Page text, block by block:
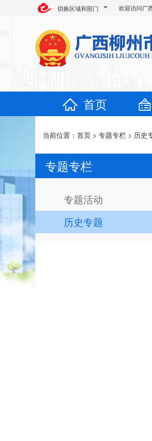
切换区域和部门 欢迎访问广
首页
当前位置： 首页 > 专题专栏 > 历史
专题专栏
专题活动
历史专题